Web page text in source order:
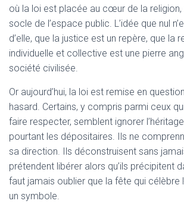
où la loi est placée au cœur de la religion,
socle de l’espace public. L’idée que nul
d’elle, que la justice est un repère, que la
individuelle et collective est une pierre
société civilisée.
Or aujourd’hui, la loi est remise en
hasard. Certains, y compris parmi ceux
faire respecter, semblent ignorer
pourtant les dépositaires. Ils ne
sa direction. Ils déconstruisent sans
prétendent libérer alors qu’ils précipitent
faut jamais oublier que la fête qui célèbre
un symbole.